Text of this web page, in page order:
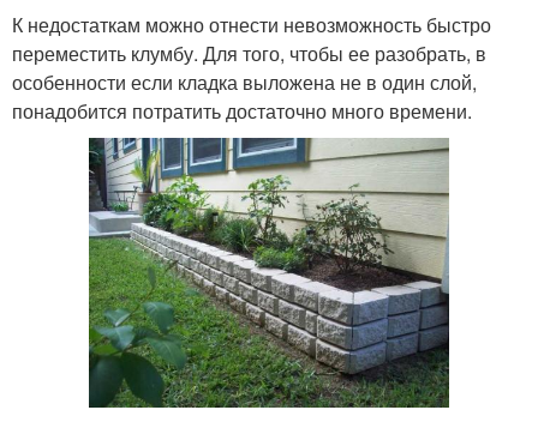
К недостаткам можно отнести невозможность быстро
переместить клумбу. Для того, чтобы ее разобрать, в
особенности если кладка выложена не в один слой,
понадобится потратить достаточно много времени.